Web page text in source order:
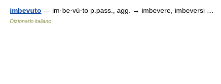
imbevuto — im·be·vù·to p.pass., agg. → imbevere, imbeversi …
Dizionario italiano